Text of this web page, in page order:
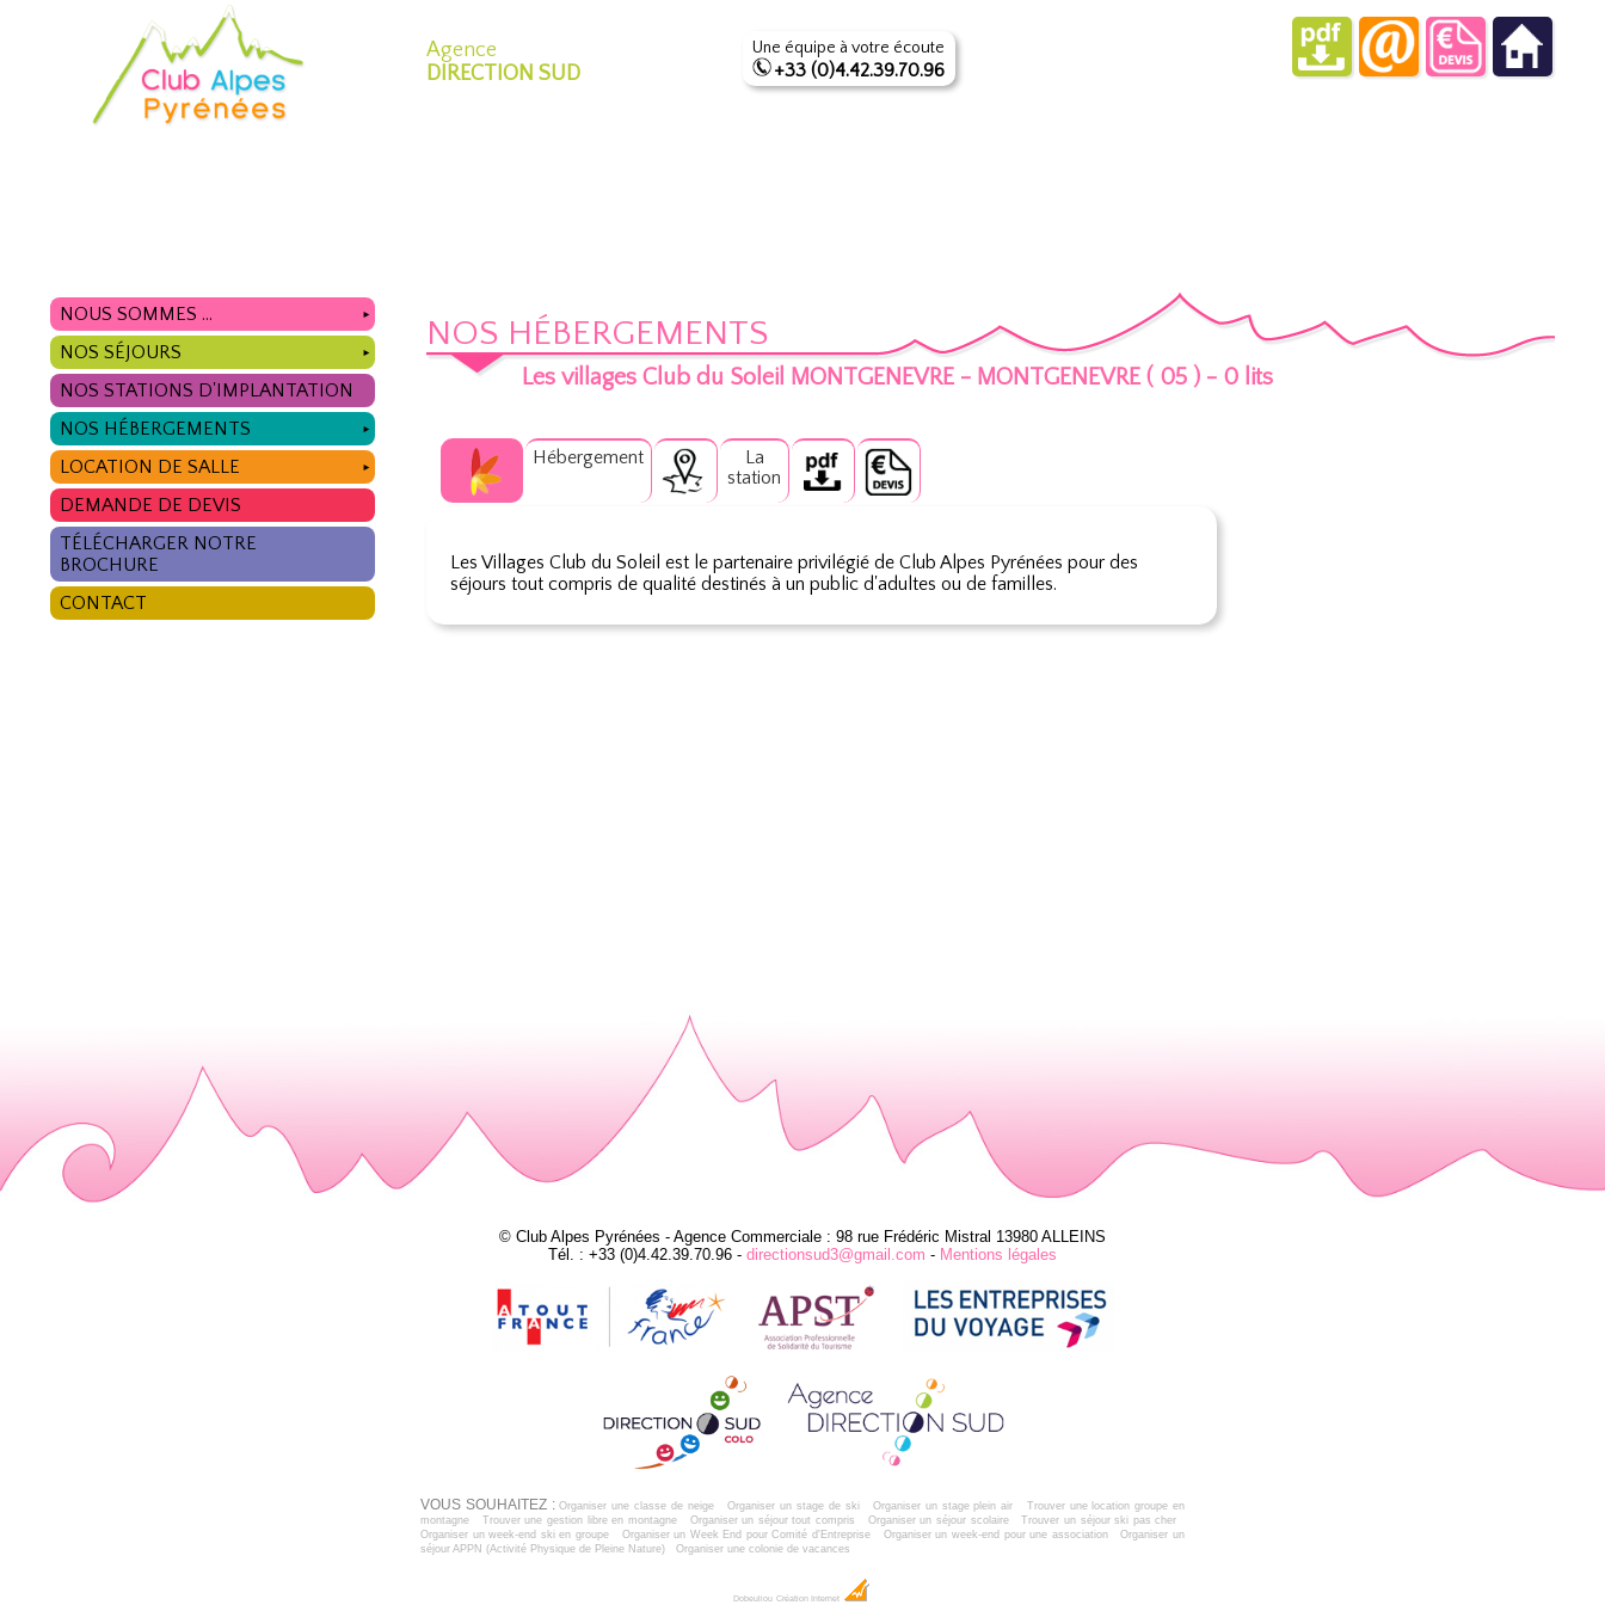
Agence
DIRECTION SUD
Une équipe à votre écoute
+33 (0)4.42.39.70.96
NOUS SOMMES ... ►
NOS SÉJOURS ►
NOS STATIONS D'IMPLANTATION
NOS HÉBERGEMENTS
►
LOCATION DE SALLE ►
DEMANDE DE DEVIS
TÉLÉCHARGER NOTRE
BROCHURE
CONTACT
NOS HÉBERGEMENTS
Les villages Club du Soleil MONTGENEVRE - MONTGENEVRE ( 05 ) - 0 lits
Hébergement
La
station
Les Villages Club du Soleil est le partenaire privilégié de Club Alpes Pyrénées pour des
séjours tout compris de qualité destinés à un public d'adultes ou de familles.
© Club Alpes Pyrénées - Agence Commerciale : 98 rue Frédéric Mistral 13980 ALLEINS
Tél. : +33 (0)4.42.39.70.96 - directionsud3@gmail.com - Mentions légales
VOUS SOUHAITEZ :Organiser une classe de neige Organiser un stage de ski Organiser un stage plein air
Trouver une location groupe en
montagne
Trouver une gestion libre en montagne Organiser un séjour tout compris Organiser un séjour scolaire
Trouver un séjour ski pas cher
Organiser un week-end ski en groupe
Organiser un Week End pour Comité d'Entreprise Organiser un week-end pour une association
Organiser un
séjour APPN (Activité Physique de Pleine Nature)
Organiser une colonie de vacances
Dobeuliou Création Internet